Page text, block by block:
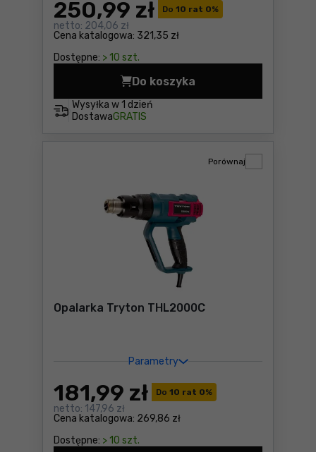
Do 10 rat 0%
Cena katalogowa: 321,35 zł
250,99 zł
netto: 204,06 zł
Dostępne: > 10 szt.
Wysyłka w 1 dzień
DostawaGRATIS
Do koszyka
Opalarka Stanley FME670K
Opalarka Tryton THL2000C
Parametry
Do 10 rat 0%
Cena katalogowa: 269,86 zł
181,99 zł
netto: 147,96 zł
Dostępne: > 10 szt.
Porównaj